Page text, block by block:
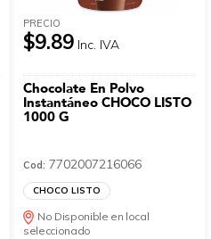
PRECIO
$9.89 Inc. IVA
Chocolate En Polvo
Instantáneo CHOCO LISTO
1000 G
Cod: 7702007216066
CHOCO LISTO
No Disponible en local
seleccionado